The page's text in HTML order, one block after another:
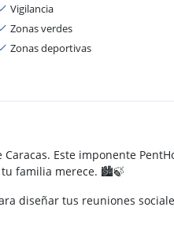
Vigilancia
Zonas verdes
Zonas deportivas
Este imponente
tu familia merece. 🏙️🍃
diseñar tus reuniones